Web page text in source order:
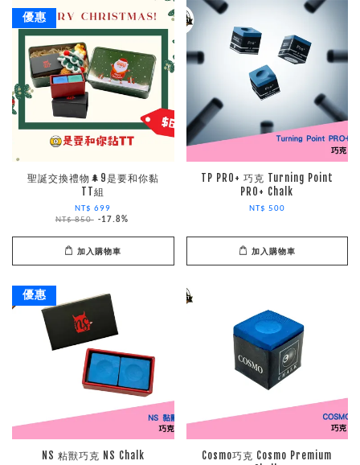
優惠
聖誕交換禮物🌲9是要和你黏
TT組
NT$ 699
NT$ 850 -17.8%
加入購物車
TP PRO+ 巧克 Turning Point
PRO+ Chalk
NT$ 500
加入購物車
優惠
NS 粘獸巧克 NS Chalk
Cosmo巧克 Cosmo Premium